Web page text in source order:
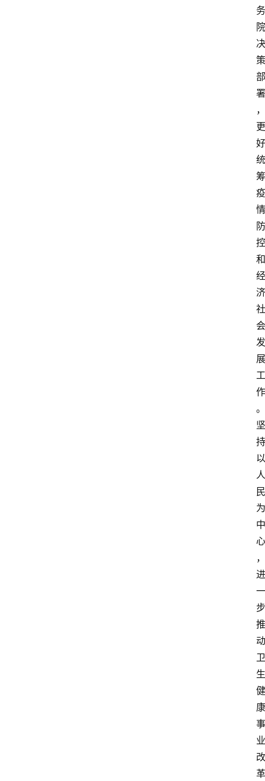
务
院
决
策
部
署
，
更
好
统
筹
疫
情
防
控
和
经
济
社
会
发
展
工
作
。
坚
持
以
人
民
为
中
心
，
进
一
步
推
动
卫
生
健
康
事
业
改
革